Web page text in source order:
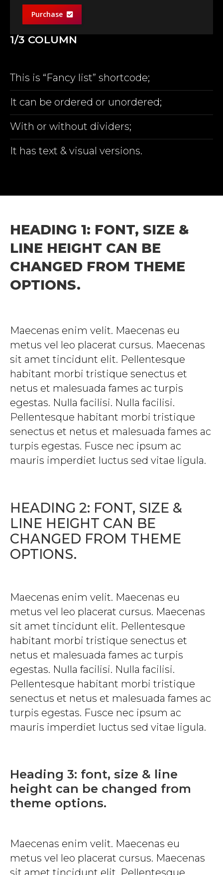
Purchase
1/3 COLUMN
This is “Fancy list” shortcode;
It can be ordered or unordered;
With or without dividers;
It has text & visual versions.
HEADING 1: FONT, SIZE &
LINE HEIGHT CAN BE
CHANGED FROM THEME
OPTIONS.
Maecenas enim velit. Maecenas eu
metus vel leo placerat cursus. Maecenas
sit amet tincidunt elit. Pellentesque
habitant morbi tristique senectus et
netus et malesuada fames ac turpis
egestas. Nulla facilisi. Nulla facilisi.
Pellentesque habitant morbi tristique
senectus et netus et malesuada fames ac
turpis egestas. Fusce nec ipsum ac
mauris imperdiet luctus sed vitae ligula.
HEADING 2: FONT, SIZE &
LINE HEIGHT CAN BE
CHANGED FROM THEME
OPTIONS.
Maecenas enim velit. Maecenas eu
metus vel leo placerat cursus. Maecenas
sit amet tincidunt elit. Pellentesque
habitant morbi tristique senectus et
netus et malesuada fames ac turpis
egestas. Nulla facilisi. Nulla facilisi.
Pellentesque habitant morbi tristique
senectus et netus et malesuada fames ac
turpis egestas. Fusce nec ipsum ac
mauris imperdiet luctus sed vitae ligula.
Heading 3: font, size & line
height can be changed from
theme options.
Maecenas enim velit. Maecenas eu
metus vel leo placerat cursus. Maecenas
sit amet tincidunt elit. Pellentesque